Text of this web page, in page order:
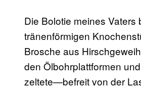
Die Bolotie meines
tränenförmigen
Brosche aus
den Ölbohrplattformen
zeltete—befreit von der